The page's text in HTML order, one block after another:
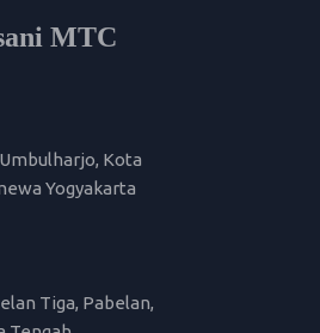
MTC
Kota
Yogyakarta
Tiga, Pabelan,